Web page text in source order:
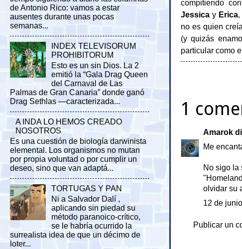
compitiendo con
Jessica y Erica,
no es quien
(y quizás
particular como
1
Amarok
Me
No sigo la
olvidar su
12 de
Publicar un
de Antonio Rico: vamos a estar
ausentes durante unas pocas
semanas...
INDEX TELEVISORUM
PROHIBITORUM
Esto es un sin Dios. La 2
emitió la “Gala Drag Queen
del Carnaval de Las
Palmas de Gran Canaria” donde ganó
Drag Sethlas —caracterizada...
A INDA LO HEMOS CREADO
NOSOTROS
Es una cuestión de biología darwinista
elemental. Los organismos no mutan
por propia voluntad o por cumplir un
deseo, sino que van adaptá...
TORTUGAS Y PAN
Ni a Salvador Dalí ,
aplicando sin piedad su
método paranoico-crítico,
se le habría ocurrido la
surrealista idea de que un décimo de
loter...